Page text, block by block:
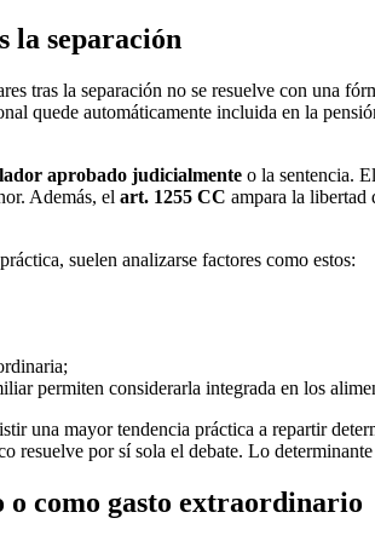
la separación
tras la separación no se resuelve con una
quede automáticamente incluida en la
aprobado judicialmente o la sentencia. El
Además, el art. 1255 CC ampara la libertad
suelen analizarse factores como estos:
permiten considerarla integrada en los
una mayor tendencia práctica a repartir
resuelve por sí sola el debate. Lo
o como gasto extraordinario